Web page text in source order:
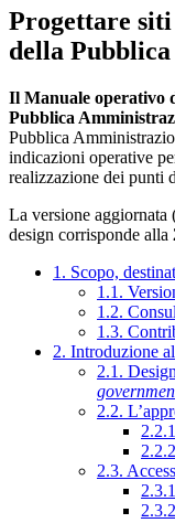
Progettare
della
Il Manuale operativo
Pubblica
Pubblica
indicazioni operative
realizzazione dei punti
La versione aggiornata
design corrisponde alla
1. Scopo,
1.1.
1.2.
1.3.
2. Introduzione
2.1.
2.2.
2.3.